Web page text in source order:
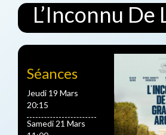
L’Inconnu
Séances
Jeudi 19 Mars
20:15
Samedi 21 Mars